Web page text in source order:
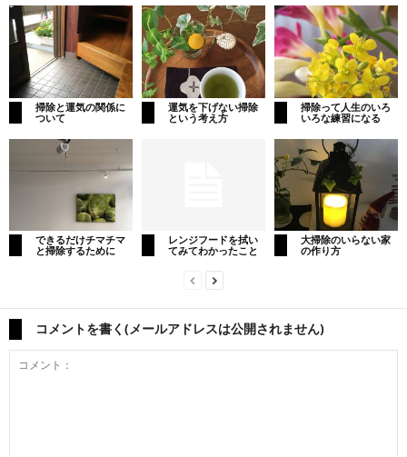
掃除と運気の関係に
ついて
運気を下げない掃除
という考え方
掃除って人生のいろ
いろな練習になる
できるだけチマチマ
と掃除するために
レンジフードを拭い
てみてわかったこと
大掃除のいらない家
の作り方
コメントを書く(メールアドレスは公開されません)